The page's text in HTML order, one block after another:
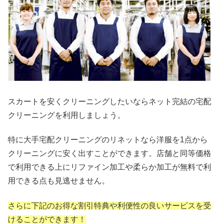
スカートを安くクリーニングしたいならネット完結の宅配
クリーニングを利用しましょう。
特に大手宅配クリーニングのリネットなら洋服を1点から
クリーニングに安く出すことができます。店舗と同等価格
で利用できる上にリファイン加工や柔らか加工が無料で利
用できる点も見逃せません。
さらに下記のお得な割引特典や利便性の良いサービスを受
けることができます！